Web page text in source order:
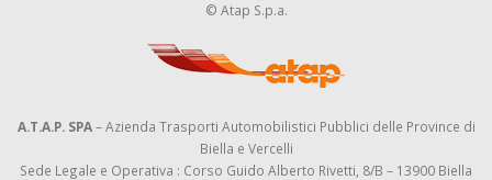
© Atap S.p.a.
A.T.A.P. SPA– Azienda Trasporti Automobilistici Pubblici delle Province di
Biella e Vercelli
Sede Legale e Operativa : Corso Guido Alberto Rivetti, 8/B – 13900 Biella